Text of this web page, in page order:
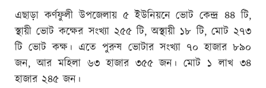
এছাড়া কর্ণফুলী উপজেলায় ৫ ইউনিয়নে ভোট কেন্দ্র ৪৪ টি,
স্থায়ী ভোট কক্ষের সংখ্যা ২৫৫ টি, অস্থায়ী ১৮ টি, মোট ২৭৩
টি ভোট কক্ষ। এতে পুরুষ ভোটার সংখ্যা ৭০ হাজার ৮৯০
জন, আর মহিলা ৬৩ হাজার ৩৫৫ জন। মোট ১ লাখ ৩৪
হাজার ২৪৫ জন।